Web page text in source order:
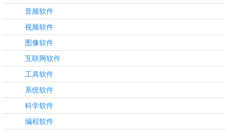
音频软件
视频软件
图像软件
互联网软件
工具软件
系统软件
科学软件
编程软件